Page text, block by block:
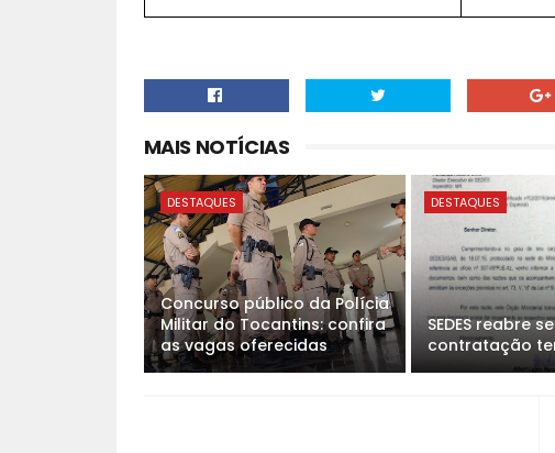
MAIS NOTÍCIAS
DESTAQUES
Concurso público da Polícia
Militar do Tocantins: confira
as vagas oferecidas
DESTAQUES
SEDES reabre
contratação